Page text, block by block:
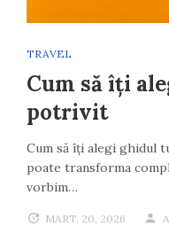
TRAVEL
Cum să îți
potrivit
Cum să îți alegi ghidul
poate transforma
vorbim…
MART. 20, 2026